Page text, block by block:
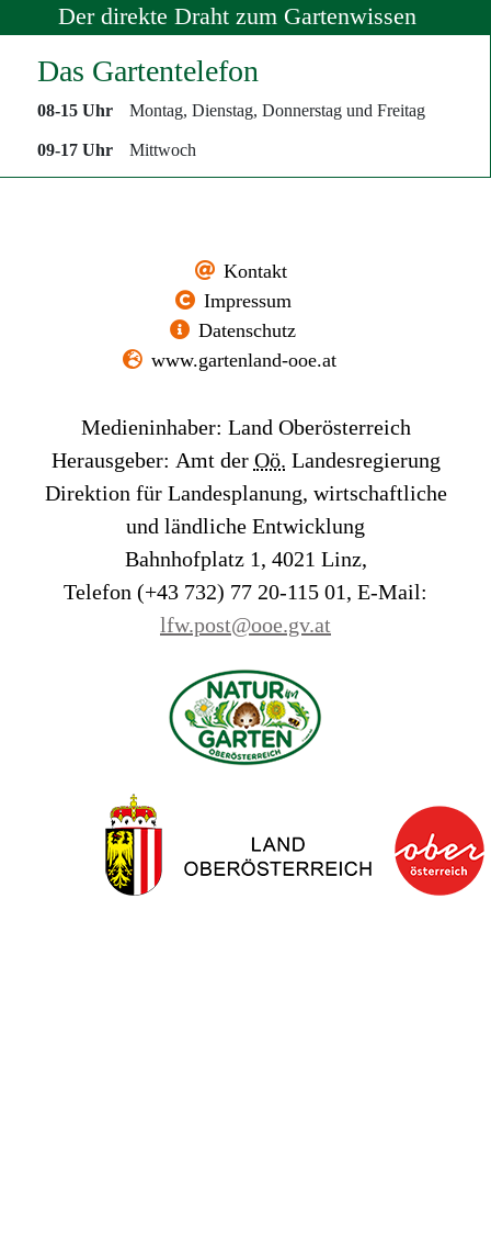
Der direkte Draht zum Gartenwissen
Das Gartentelefon
08-15 Uhr Montag, Dienstag, Donnerstag und Freitag
09-17 Uhr Mittwoch
Kontakt
Impressum
Datenschutz
www.gartenland-ooe.at
Medieninhaber: Land Oberösterreich
Herausgeber: Amt der Oö. Landesregierung
Direktion für Landesplanung, wirtschaftliche
und ländliche Entwicklung
Bahnhofplatz 1, 4021 Linz,
Telefon (+43 732) 77 20-115 01, E-Mail:
lfw.post@ooe.gv.at